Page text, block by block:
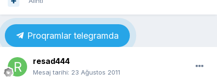
Proqramlar telegramda
resad444
Mesaj tarihi: 23 Ağustos 2011